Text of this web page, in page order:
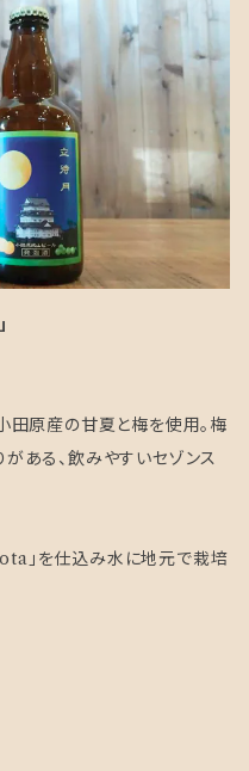
田原産の甘夏と梅を使用。梅
ある、飲みやすいセゾンス
」を仕込み水に地元で栽培